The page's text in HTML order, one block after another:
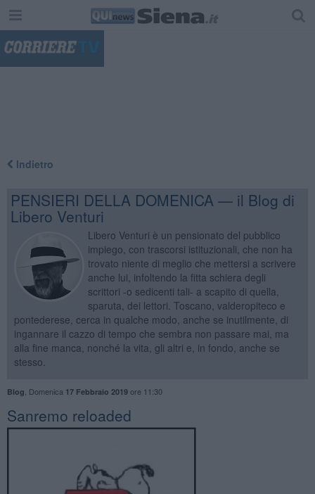
Indietro
PENSIERI DELLA DOMENICA — il Blog di
Libero Venturi
Libero Venturi è un pensionato del pubblico
impiego, con trascorsi istituzionali, che non ha
trovato niente di meglio che mettersi a scrivere
anche lui, infoltendo la fitta schiera degli
scrittori -o sedicenti tali- a scapito di quella,
sparuta, dei lettori. Toscano, valderopiteco e
pontederese, cerca in qualche modo, anche se inutilmente, di
ingannare il cazzo di tempo che sembra non passare mai, ma
alla fine manca, nonché la vita, gli altri e, in fondo, anche se
stesso.
Blog Domenica 17 Febbraio 2019ore 11:30
Sanremo reloaded